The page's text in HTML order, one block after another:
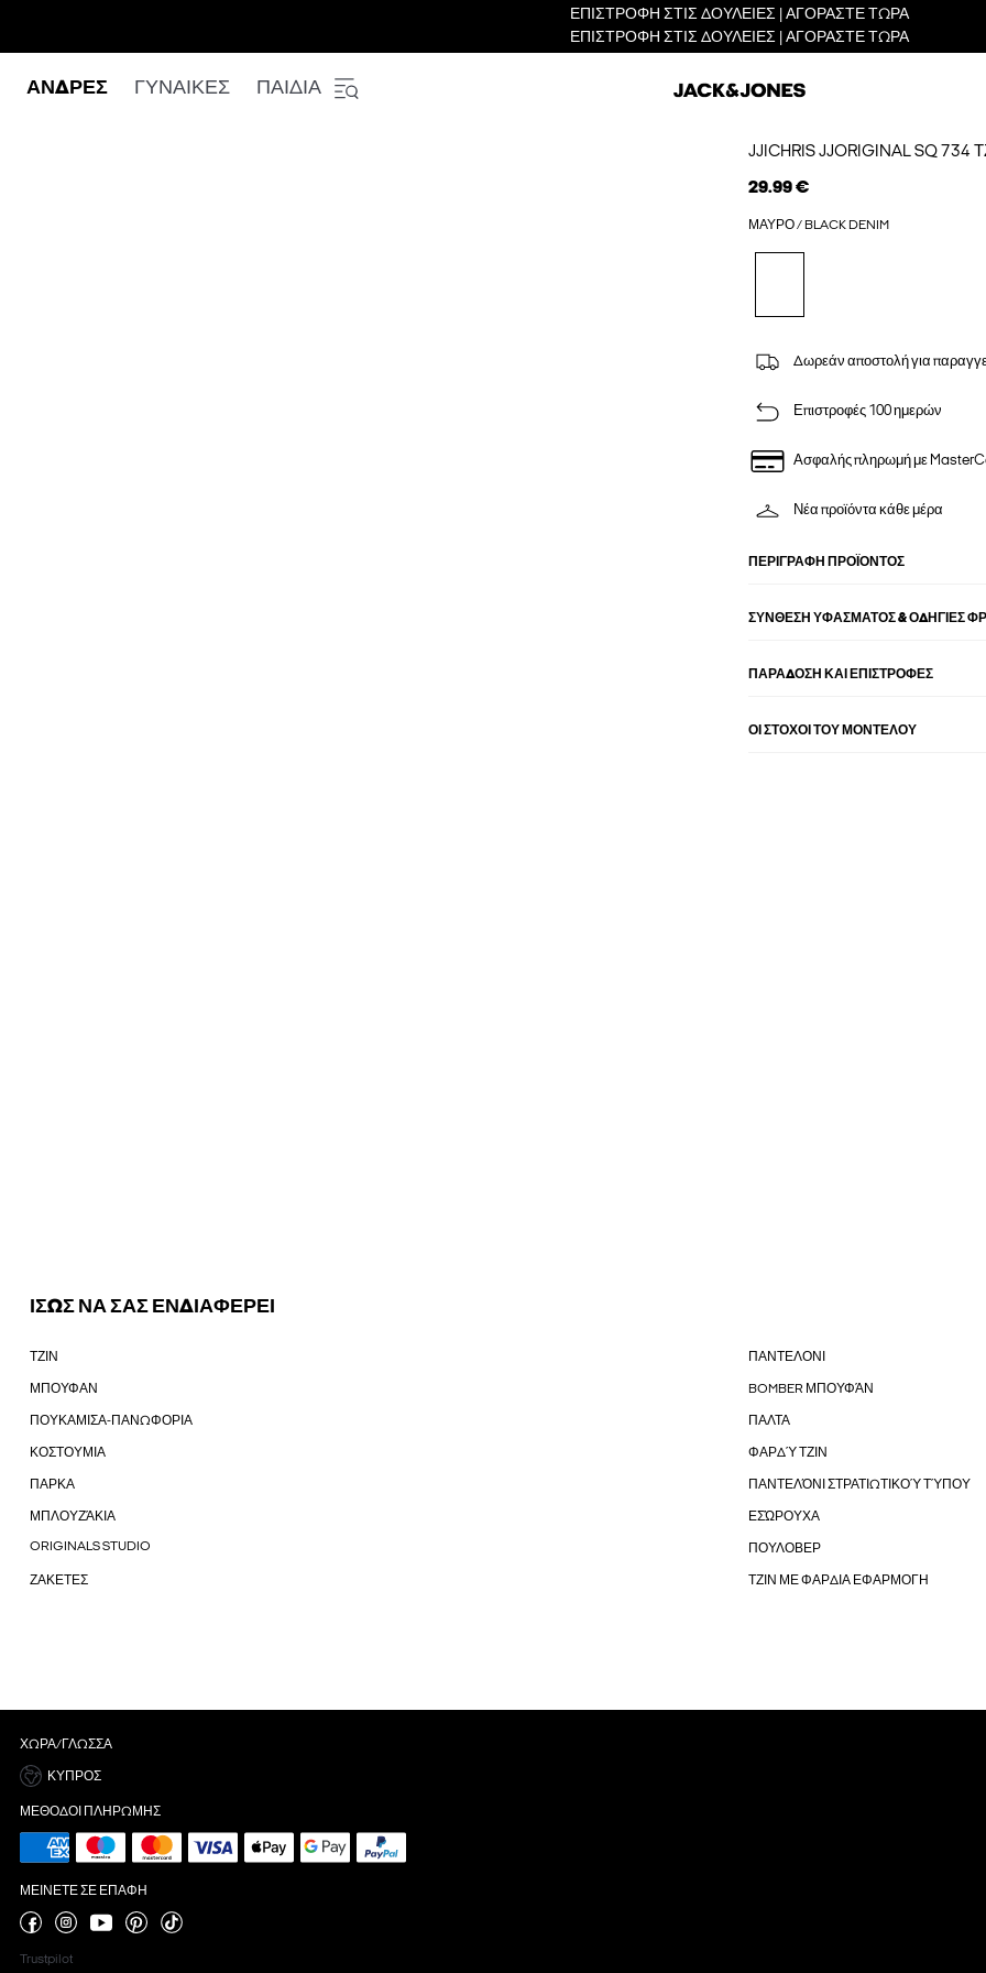
ΕΠΙΣΤΡΟΦΗ ΣΤΙΣ ΔΟΥΛΕΙΕΣ | ΑΓΟΡΑΣΤΕ ΤΩΡΑ
ΕΠΙΣΤΡΟΦΗ ΣΤΙΣ ΔΟΥΛΕΙΕΣ | ΑΓΟΡΑΣΤΕ ΤΩΡΑ
ΑΝΔΡΕΣ ΓΥΝΑΙΚΕΣ ΠΑΙΔΙΑ
JJICHRIS JJORIGINAL SQ
29.99 €
ΜΑΎΡΟ / BLACK DENIM
Δωρεάν αποστολή για
Επιστροφές 100 ημερών
Ασφαλής πληρωμή με
Νέα προϊόντα κάθε μέρα
ΠΕΡΙΓΡΑΦΉ ΠΡΟΪΌΝΤΟΣ
ΣΎΝΘΕΣΗ ΥΦΆΣΜΑΤΟΣ & ΟΔΗΓΊΕΣ
ΠΑΡΑΔΟΣΗ ΚΑΙ ΕΠΙΣΤΡΟΦΕΣ
ΟΙ ΣΤΌΧΟΙ ΤΟΥ ΜΟΝΤΈΛΟΥ
ΙΣΩΣ ΝΑ ΣΑΣ ΕΝΔΙΑΦΕΡΕΙ
ΤΖΙΝ ΠΑΝΤΕΛΟΝΙ
ΜΠΟΥΦΑΝ BOMBER ΜΠΟΥΦΆΝ
ΠΟΥΚΑΜΙΣΑ-ΠΑΝΩΦΟΡΙΑ ΠΑΛΤΑ
ΚΟΣΤΟΥΜΙΑ ΦΑΡΔΎ ΤΖΙΝ
ΠΑΡΚΑ ΠΑΝΤΕΛΌΝΙ ΣΤΡΑΤΙΩΤΙΚΟΎ ΤΎΠΟΥ
ΜΠΛΟΥΖΆΚΙΑ ΕΣΏΡΟΥΧΑ
ORIGINALS STUDIO ΠΟΥΛΟΒΕΡ
ΖΑΚΕΤΕΣ ΤΖΙΝ ΜΕ ΦΑΡΔΙΑ ΕΦΑΡΜΟΓΗ
ΧΏΡΑ/ΓΛΏΣΣΑ
ΚΎΠΡΟΣ
ΜΈΘΟΔΟΙ ΠΛΗΡΩΜΉΣ
ΜΕΊΝΕΤΕ ΣΕ ΕΠΑΦΉ
Trustpilot